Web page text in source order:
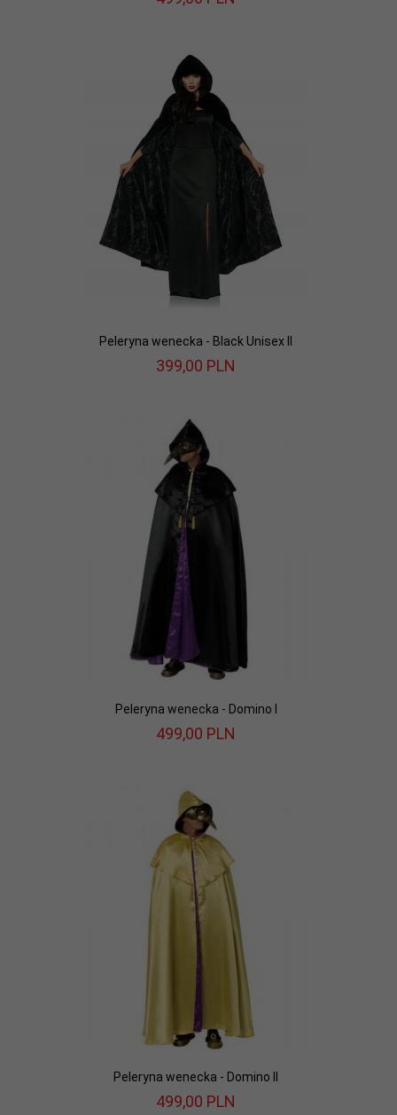
Peleryna wenecka - Black Unisex II
399,00 PLN
Peleryna wenecka - Domino I
499,00 PLN
Peleryna wenecka - Domino II
499,00 PLN